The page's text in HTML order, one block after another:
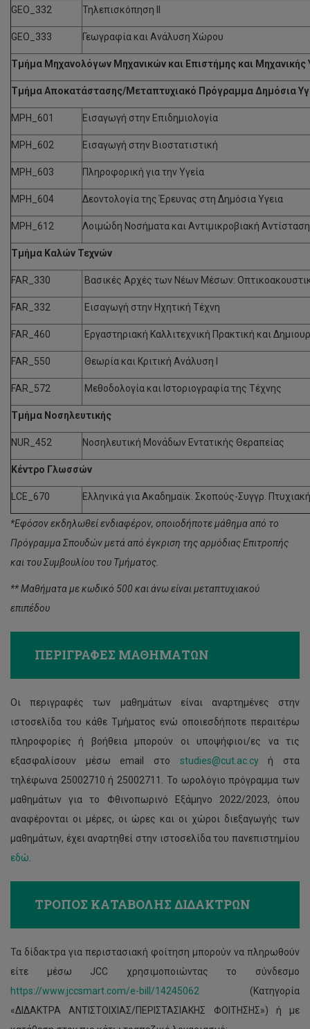
GEO_332 Τηλεπισκόπηση ΙΙ
GEO_333 Γεωγραφία και Ανάλυση Χώρου
Τμήμα Μηχανολόγων Μηχανικών και Επιστήμης και Μηχανικής
Τμήμα Αποκατάστασης/Μεταπτυχιακό Πρόγραμμα Δημόσια
MPH_601 Εισαγωγή στην Επιδημιολογία
MPH_602 Εισαγωγή στην Βιοστατιστική
MPH_603 ​Πληροφορική για την Υγεία
MPH_604 ​Δεοντολογία της Έρευνας στη Δημόσια Υγεια
MPH_612 ​Λοιμώδη Nοσήματα και Aντιμικροβιακή Aντίσταση
Τμήμα Καλών Τεχνών
FAR_330 Βασικές Αρχές των Νέων Μέσων:
FAR_332 Εισαγωγή στην Ηχητική Τέχνη
FAR_460 Εργαστηριακή Καλλιτεχνική Πρακτική και
FAR_550 Θεωρία και Κριτική Ανάλυση I
FAR_572 Μεθοδολογία και Ιστοριογραφία της Τέχνης
Τμήμα Νοσηλευτικής
NUR_452 Νοσηλευτική Μονάδων Εντατικής Θεραπείας
Κέντρο Γλωσσών
LCE_670 Ελληνικά για Ακαδημαϊκ. Σκοπούς-Συγγρ.
*Εφόσον εκδηλωθεί ενδιαφέρον, οποιοδήποτε μάθημα από το
Πρόγραμμα Σπουδών μετά από έγκριση της αρμόδιας Επιτροπής
και του Συμβουλίου του Τμήματος.
** Μαθήματα με κωδικό 500 και άνω είναι μεταπτυχιακού
επιπέδου
ΠΕΡΙΓΡΑΦΕΣ ΜΑΘΗΜΑΤΩΝ
Οι περιγραφές των μαθημάτων είναι αναρτημένες στην
ιστοσελίδα του κάθε Τμήματος ενώ οποιεσδήποτε περαιτέρω
πληροφορίες ή βοήθεια μπορούν οι υποψήφιοι/ες να τις
εξασφαλίσουν μέσω email στο studies@cut.ac.cyή στα
τηλέφωνα 25002710 ή 25002711. Το ωρολόγιο πρόγραμμα των
μαθημάτων για το Φθινοπωρινό Εξάμηνο 2022/2023, όπου
αναφέρονται οι μέρες, οι ώρες και οι χώροι διεξαγωγής των
μαθημάτων, έχει αναρτηθεί στην ιστοσελίδα του πανεπιστημίου
εδώ.
ΤΡΟΠΟΣ ΚΑΤΑΒΟΛΗΣ ΔΙΔΑΚΤΡΩΝ
Τα δίδακτρα για περιστασιακή φοίτηση μπορούν να πληρωθούν
είτε μέσω JCC χρησιμοποιώντας το σύνδεσμο
https://www.jccsmart.com/e-bill/14245062 (Κατηγορία
«ΔΙΔΑΚΤΡΑ ΑΝΤΙΣΤΟΙΧΙΑΣ/ΠΕΡΙΣΤΑΣΙΑΚΗΣ ΦΟΙΤΗΣΗΣ») ή με